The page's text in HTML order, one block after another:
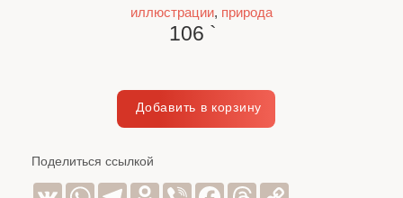
иллюстрации, природа
106 `
Поделиться ссылкой
VK WhatsAppTelegramOdnoklassniki
Viber Facebook
Threads